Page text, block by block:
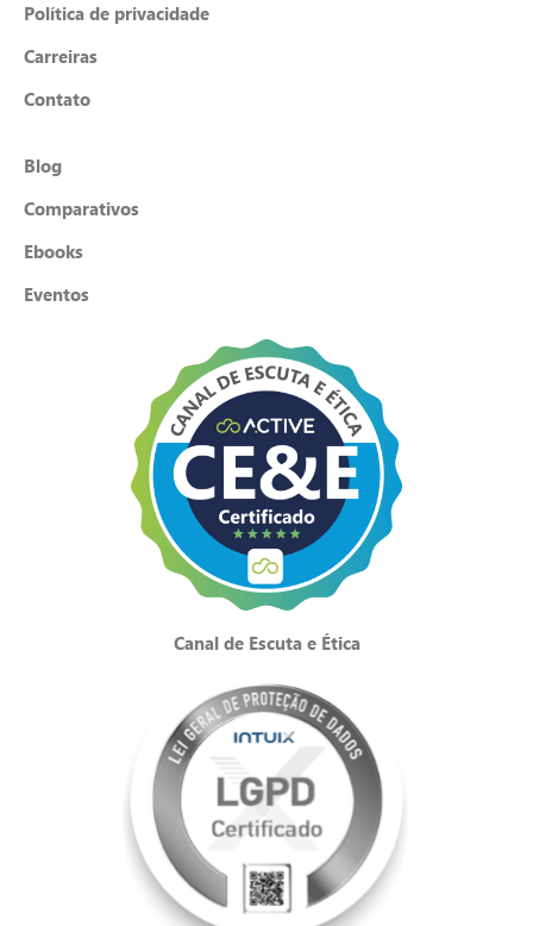
Política de privacidade
Carreiras
Contato
Blog
Comparativos
Ebooks
Eventos
Canal de Escuta e Ética